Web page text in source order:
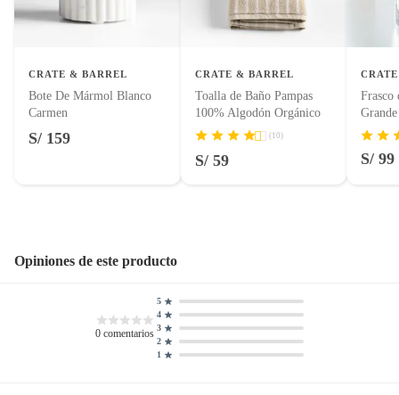
Plantas.
Baterías de auto.
Motocicletas y bicicletas motorizadas.
Licores y cigarros electrónicos.
CRATE & BARREL
Bote De Mármol Blanco
Carmen
S/ 159
CRATE & BARREL
Toalla de Baño Pampas
100% Algodón Orgánico
(10)
S/ 59
Frasco
Grande
S/ 99
Opiniones de este producto
0 comentarios
1
2
3
4
5